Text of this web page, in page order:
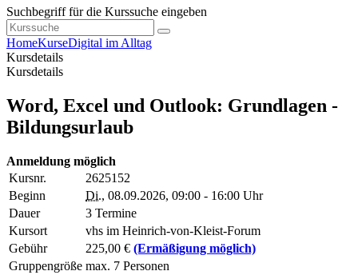
Suchbegriff für die Kurssuche eingeben
HomeKurseDigital im Alltag
Kursdetails
Kursdetails
Word, Excel und Outlook: Grundlagen -
Bildungsurlaub
Anmeldung möglich
Kursnr.
2625152
Beginn
Di., 08.09.2026, 09:00 - 16:00 Uhr
Dauer
3 Termine
Kursort
vhs im Heinrich-von-Kleist-Forum
Gebühr
225,00 € (Ermäßigung möglich)
Gruppengröße max. 7 Personen